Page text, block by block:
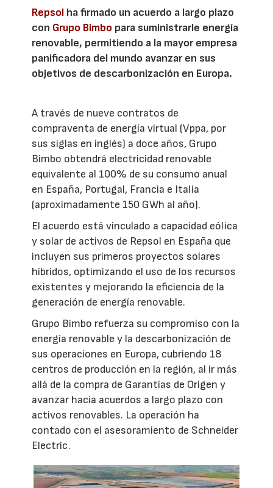
Repsol ha firmado un acuerdo a largo plazo
con Grupo Bimbo para suministrarle energía
renovable, permitiendo a la mayor empresa
panificadora del mundo avanzar en sus
objetivos de descarbonización en Europa.
A través de nueve contratos de
compraventa de energía virtual (Vppa, por
sus siglas en inglés) a doce años, Grupo
Bimbo obtendrá electricidad renovable
equivalente al 100% de su consumo anual
en España, Portugal, Francia e Italia
(aproximadamente 150 GWh al año).
El acuerdo está vinculado a capacidad eólica
y solar de activos de Repsol en España que
incluyen sus primeros proyectos solares
híbridos, optimizando el uso de los recursos
existentes y mejorando la eficiencia de la
generación de energía renovable.
Grupo Bimbo refuerza su compromiso con la
energía renovable y la descarbonización de
sus operaciones en Europa, cubriendo 18
centros de producción en la región, al ir más
allá de la compra de Garantías de Origen y
avanzar hacia acuerdos a largo plazo con
activos renovables. La operación ha
contado con el asesoramiento de Schneider
Electric.